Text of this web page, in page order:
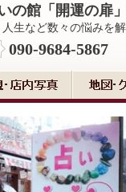
の館「開運の扉」
生など数々の悩みを
090-9684-5867